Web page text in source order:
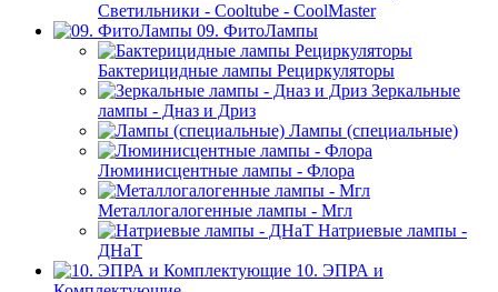
Светильники - Cooltube - CoolMaster
09. ФитоЛампы
Бактерицидные лампы Рециркуляторы
Зеркальные
лампы - Дназ и Дриз
Лампы (специальные)
Люминисцентные лампы - Флора
Металлогалогенные лампы - Мгл
Натриевые лампы -
ДНаТ
10. ЭПРА и